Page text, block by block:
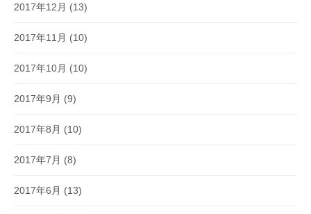
2017年12月 (13)
2017年11月 (10)
2017年10月 (10)
2017年9月 (9)
2017年8月 (10)
2017年7月 (8)
2017年6月 (13)